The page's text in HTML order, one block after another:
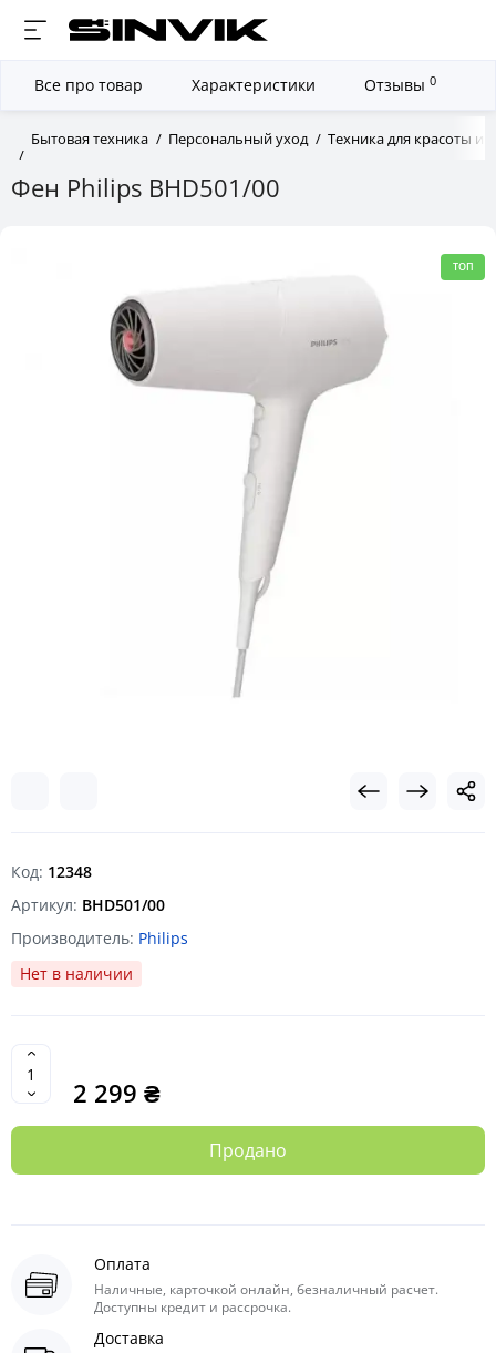
Бытовая техника Персональный уход Техника для красоты и
Фен Philips BHD501/00
Все про товар Характеристики Отзывы 0
ТОП
Код: 12348
Артикул: BHD501/00
Производитель: Philips
Нет в наличии
2 299 ₴
Продано
Оплата
Наличные, карточкой онлайн, безналичный расчет.
Доступны кредит и рассрочка.
Доставка